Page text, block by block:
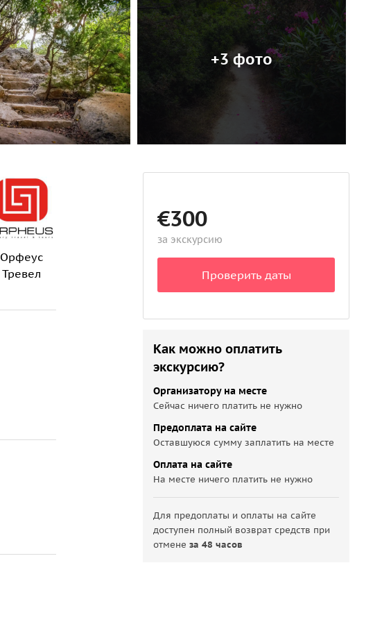
+3 фото
Орфеус
Тревел
€300
за экскурсию
Проверить даты
Как можно оплатить
экскурсию?
Организатору на месте
Сейчас ничего платить не нужно
Предоплата на сайте
Оставшуюся сумму заплатить на месте
Оплата на сайте
На месте ничего платить не нужно
Для предоплаты и оплаты на сайте
доступен полный возврат средств при
отменеза 48 часов